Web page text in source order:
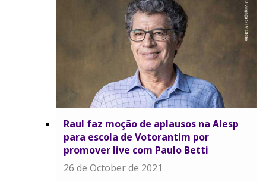
Raul faz moção de aplausos na Alesp
para escola de Votorantim por
promover live com Paulo Betti
26 de October de 2021